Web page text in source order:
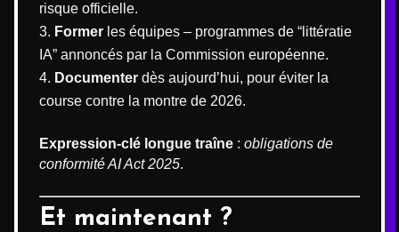
risque officielle.
Former les équipes – programmes de “littératie
IA” annoncés par la Commission européenne.
Documenter dès aujourd’hui, pour éviter la
course contre la montre de 2026.
Expression-clé longue traîne : obligations de
conformité AI Act 2025.
Et maintenant ?